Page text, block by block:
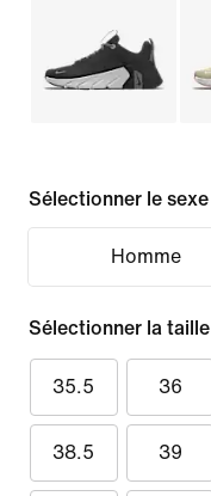
Sélectionner le sexe
Homme
Sélectionner la taille
35.5 36
38.5 39